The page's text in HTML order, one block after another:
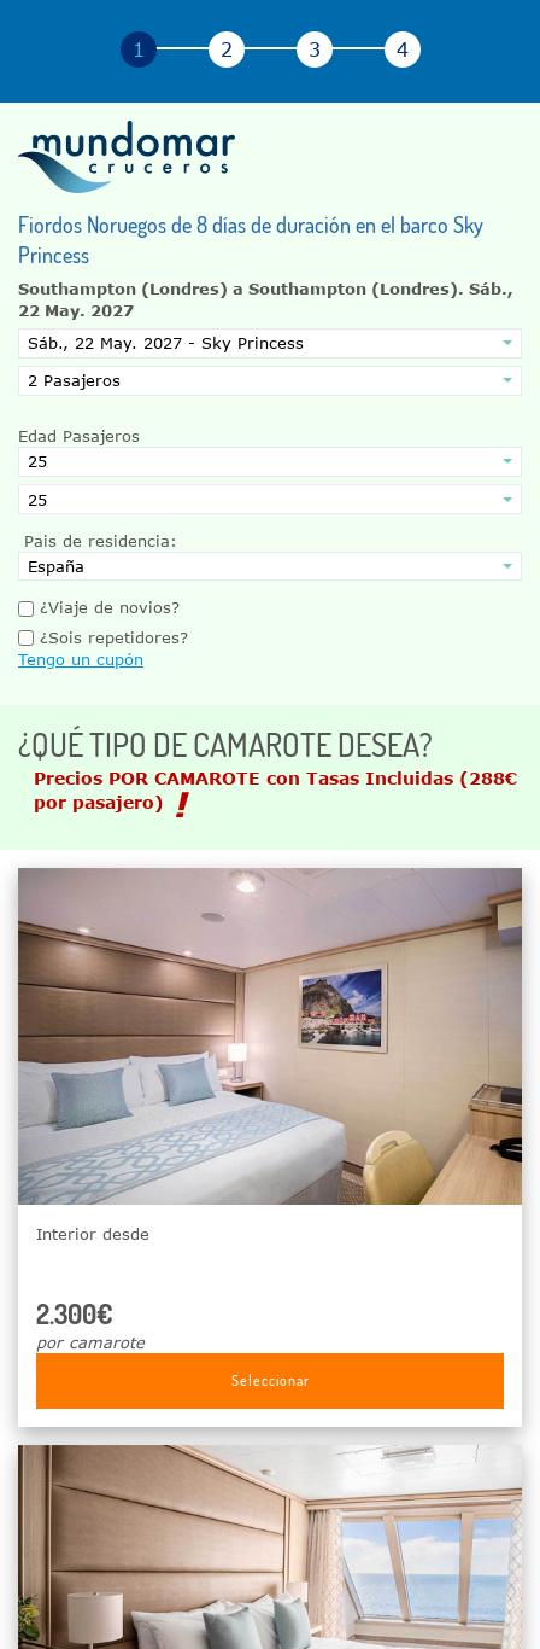
Fiordos Noruegos de 8 días de duración en el barco Sky
Princess
Southampton (Londres) a Southampton (Londres). Sáb.,
22 May. 2027
Edad Pasajeros
Pais de residencia:
¿Viaje de novios?
¿Sois repetidores?
Tengo un cupón
¿QUÉ TIPO DE CAMAROTE DESEA?
Precios POR CAMAROTE con Tasas Incluidas (288€
por pasajero)
Interior desde
2.300€
por camarote
Seleccionar